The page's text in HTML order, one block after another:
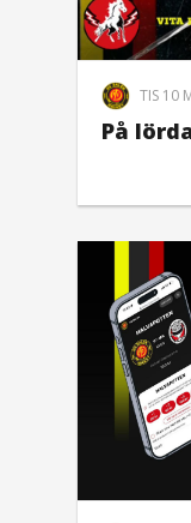
TIS 10
På